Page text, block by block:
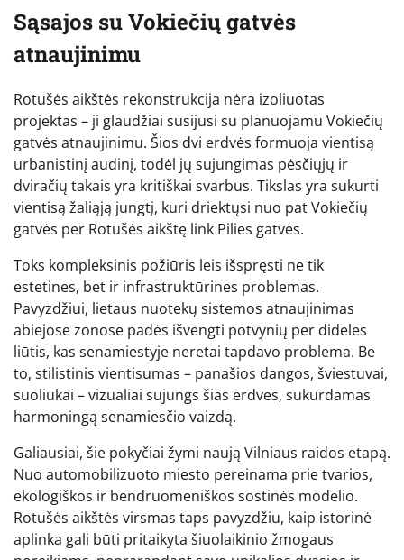
Sąsajos su Vokiečių gatvės
atnaujinimu
Rotušės aikštės rekonstrukcija nėra izoliuotas
projektas – ji glaudžiai susijusi su planuojamu Vokiečių
gatvės atnaujinimu. Šios dvi erdvės formuoja vientisą
urbanistinį audinį, todėl jų sujungimas pėsčiųjų ir
dviračių takais yra kritiškai svarbus. Tikslas yra sukurti
vientisą žaliąją jungtį, kuri driektųsi nuo pat Vokiečių
gatvės per Rotušės aikštę link Pilies gatvės.
Toks kompleksinis požiūris leis išspręsti ne tik
estetines, bet ir infrastruktūrines problemas.
Pavyzdžiui, lietaus nuotekų sistemos atnaujinimas
abiejose zonose padės išvengti potvynių per dideles
liūtis, kas senamiestyje neretai tapdavo problema. Be
to, stilistinis vientisumas – panašios dangos, šviestuvai,
suoliukai – vizualiai sujungs šias erdves, sukurdamas
harmoningą senamiesčio vaizdą.
Galiausiai, šie pokyčiai žymi naują Vilniaus raidos etapą.
Nuo automobilizuoto miesto pereinama prie tvarios,
ekologiškos ir bendruomeniškos sostinės modelio.
Rotušės aikštės virsmas taps pavyzdžiu, kaip istorinė
aplinka gali būti pritaikyta šiuolaikinio žmogaus